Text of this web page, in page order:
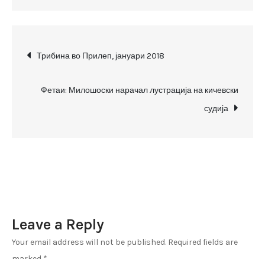
ДПМНЕ
Post
navigation
Трибина во Прилеп, јануари 2018
Фетаи: Милошоски нарачал лустрација на кичевски
судија
Leave a Reply
Your email address will not be published. Required fields are